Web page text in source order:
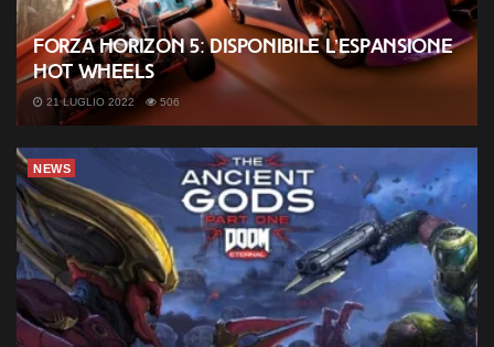
Forza Horizon 5: disponibile l’espansione
Hot Wheels
21 LUGLIO 2022 506
NEWS